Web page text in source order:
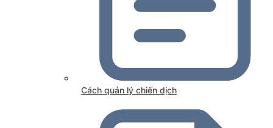
Cách quản lý chiến dịch